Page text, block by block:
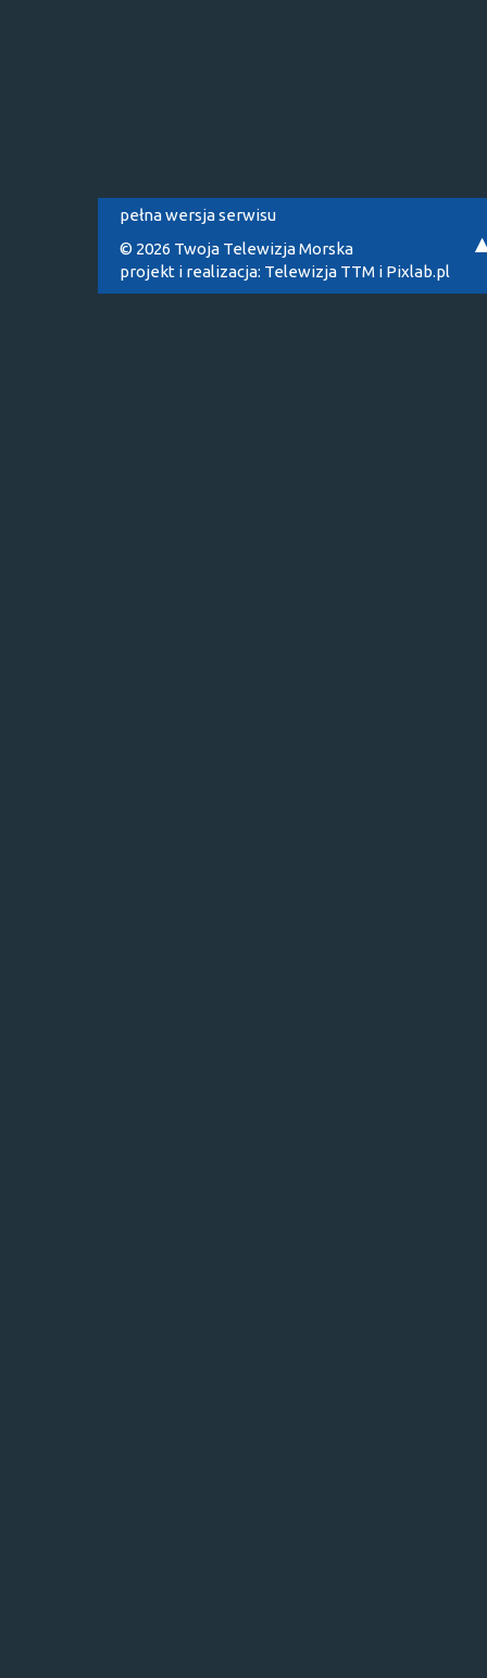
pełna wersja serwisu
© 2026 Twoja Telewizja Morska
projekt i realizacja: Telewizja TTM i Pixlab.pl